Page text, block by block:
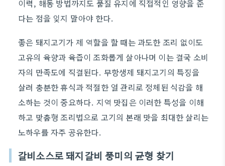
이력, 해동 방법까지도 품질 유지에 직접적인 영향을 준
다는 점을 잊지 말아야 한다.
좋은 돼지고기가 제 역할을 할 때는 과도한 조리 없이도
고유의 육향과 육즙이 조화롭게 살아나며 이는 결국 소비
자의 만족도에 직결된다. 무항생제 돼지고기의 특징을
살려 충분한 휴식과 적절한 열 관리로 정체된 식감을 해
소하는 것이 중요하다. 지역 맛집은 이러한 특성을 이해
하고 맞춤형 조리법으로 고기의 본래 맛을 최대한 살리는
노하우를 자주 공유한다.
갈비소스로 돼지갈비 풍미의 균형 찾기